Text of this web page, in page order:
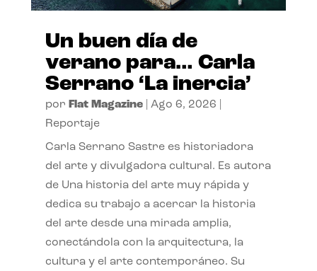
Un buen día de
verano para… Carla
Serrano ‘La inercia’
por Flat Magazine| Ago 6, 2026
Reportaje
Carla Serrano Sastre es historiadora
del arte y divulgadora cultural. Es autora
de Una historia del arte muy rápida y
dedica su trabajo a acercar la historia
del arte desde una mirada amplia,
conectándola con la arquitectura, la
cultura y el arte contemporáneo. Su